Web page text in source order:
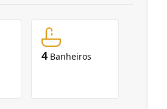
4 Banheiros